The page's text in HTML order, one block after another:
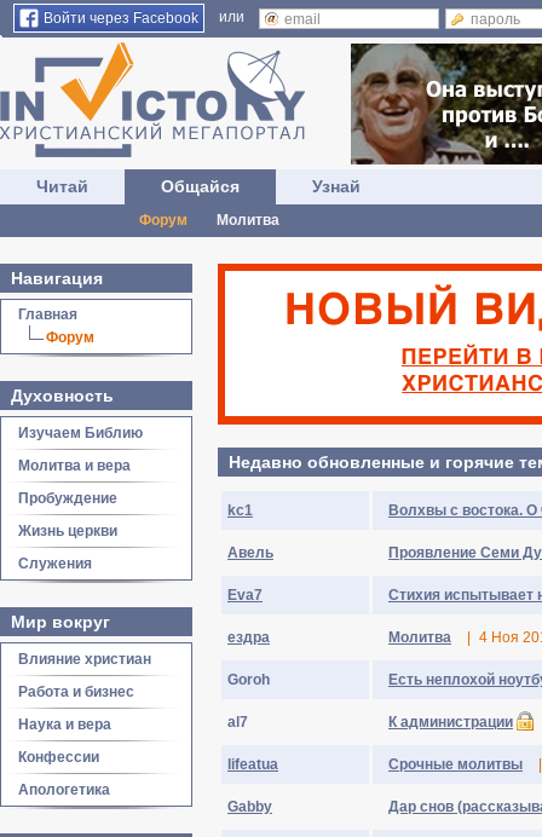
Войти через Facebook или
Читай Общайся
Форум Молитва
Узнай
Навигация
Главная
Форум
Духовность
Изучаем Библию
Молитва и вера
Пробуждение
Жизнь церкви
Служения
Мир вокруг
Влияние христиан
Работа и бизнес
Наука и вера
Конфессии
Апологетика
Недавно обновленные и горячие
kc1 Волхвы с востока. О
Авель Проявление Семи
Eva7 Стихия испытывает
ездра Молитва 4 Ноя
Goroh Есть неплохой
al7 К администрации
lifeatua Срочные молитвы
Gabby Дар снов